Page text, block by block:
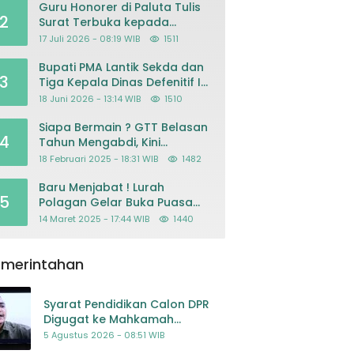
2
Guru Honorer di Paluta Tulis
Surat Terbuka kepada
Presiden Prabowo, Mohon
Kriminalisasi
17 Juli 2026 - 08:19 WIB 1511
3
Bupati PMA Lantik Sekda dan
Tiga Kepala Dinas Defenitif Ini
orangnya
18 Juni 2026 - 13:14 WIB 1510
Siapa Bermain ? GTT Belasan
Tahun Mengabdi, Kini
Dikeluarkan Sepihak Dari
18 Februari 2025 - 18:31 WIB 1482
Baru Menjabat ! Lurah
Polagan Gelar Buka Puasa
Bersama
14 Maret 2025 - 17:44 WIB 1440
Syarat Pendidikan Calon DPR
Digugat ke Mahkamah
Konstitusi
5 Agustus 2026 - 08:51 WIB